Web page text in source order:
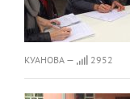
КУАНОВА —
2952